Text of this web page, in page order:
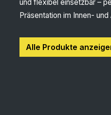
und flexibel einsetzbar –
Präsentation im Innen-
Alle Produkte